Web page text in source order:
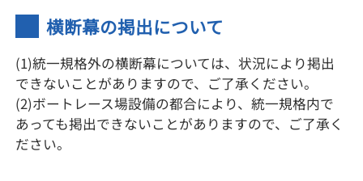
横断幕の掲出について
(1)統一規格外の横断幕については、状況により掲出
できないことがありますので、ご了承ください。
(2)ボートレース場設備の都合により、統一規格内で
あっても掲出できないことがありますので、ご了承く
ださい。